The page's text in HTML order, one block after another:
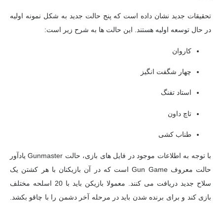
تحقیقات جدید نشان داده است که پنج حالت جدید به شکل نمونه اولیه
در حال توسعه اولیه هستند. این حالت ها به شرح زیر است:
کاروان
چهار شگفت انگیز
استاد تفنگ
تاچ داون
طناب کشی
با توجه به اطلاعات موجود در فایل های بازی، حالت Gunmaster یادآور
حالت معروف Gun Game است که در آن بازیکنان با هر کشتن یک
سلاح جدید دریافت می کنند. معمولا بازیکن باید با 20 اسلحه مختلف
بازی کند و برای برنده شدن باید در مرحله آخر دشمن را با چاقو بکشد.